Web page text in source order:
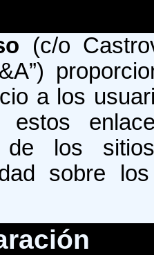
(c/o
a los
estos
de los
sobre